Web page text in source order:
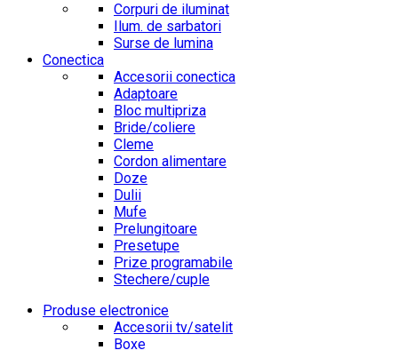
Corpuri de iluminat
Ilum. de sarbatori
Surse de lumina
Conectica
Accesorii conectica
Adaptoare
Bloc multipriza
Bride/coliere
Cleme
Cordon alimentare
Doze
Dulii
Mufe
Prelungitoare
Presetupe
Prize programabile
Stechere/cuple
Produse electronice
Accesorii tv/satelit
Boxe